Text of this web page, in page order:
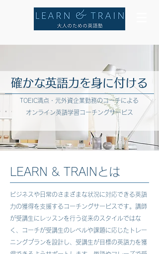
​TOEIC満点・元外資企業勤務のコーチによる
オンライン英語学習コーチングサービス
​確かな英語力を身に付ける
LEARN & TRAINとは
ビジネスや日常のさまざまな状況に対応できる英語
力の獲得を支援するコーチングサービスです。講師
が受講生にレッスンを行う従来のスタイルではな
く、コーチが受講生のレベルや課題に応じたトレー
ニングプランを設計し、受講生が目標の英語力を獲